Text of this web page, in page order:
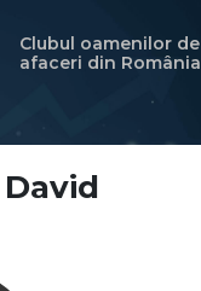
Clubul oamenilor de
afaceri din România